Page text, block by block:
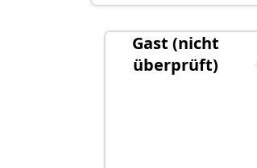
Gast (nicht
überprüft)
Zeit bis